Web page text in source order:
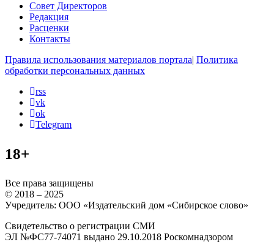
Совет Директоров
Редакция
Расценки
Контакты
Правила использования материалов портала| Политика
обработки персональных данных
rss
vk
ok
Telegram
18+
Все права защищены
© 2018 – 2025
Учредитель: ООО «Издательский дом «Сибирское слово»
Свидетельство о регистрации СМИ
ЭЛ №ФС77-74071 выдано 29.10.2018 Роскомнадзором